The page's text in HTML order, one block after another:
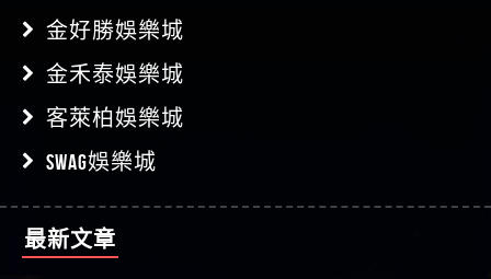
金好勝娛樂城
金禾泰娛樂城
客萊柏娛樂城
SWAG娛樂城
最新文章
【其他問題】用理性數據指路，開啟你的高回報